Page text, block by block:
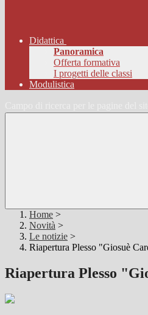
Didattica
Panoramica
Offerta formativa
I progetti delle classi
Modulistica
Home >
Novità >
Le notizie >
Riapertura Plesso "Giosuè
Riapertura Plesso